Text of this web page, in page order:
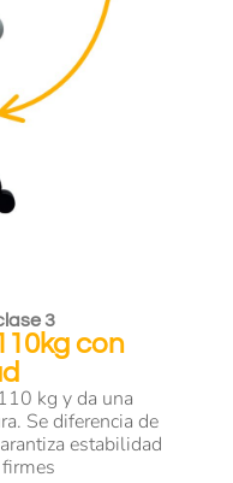
3
con
kg y da una
Se diferencia de
estabilidad